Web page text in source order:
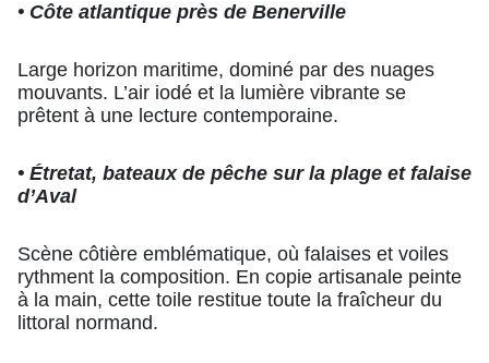
• Côte atlantique près de Benerville
Large horizon maritime, dominé par des nuages
mouvants. L’air iodé et la lumière vibrante se
prêtent à une lecture contemporaine.
• Étretat, bateaux de pêche sur la plage et falaise
d’Aval
Scène côtière emblématique, où falaises et voiles
rythment la composition. En copie artisanale peinte
à la main, cette toile restitue toute la fraîcheur du
littoral normand.